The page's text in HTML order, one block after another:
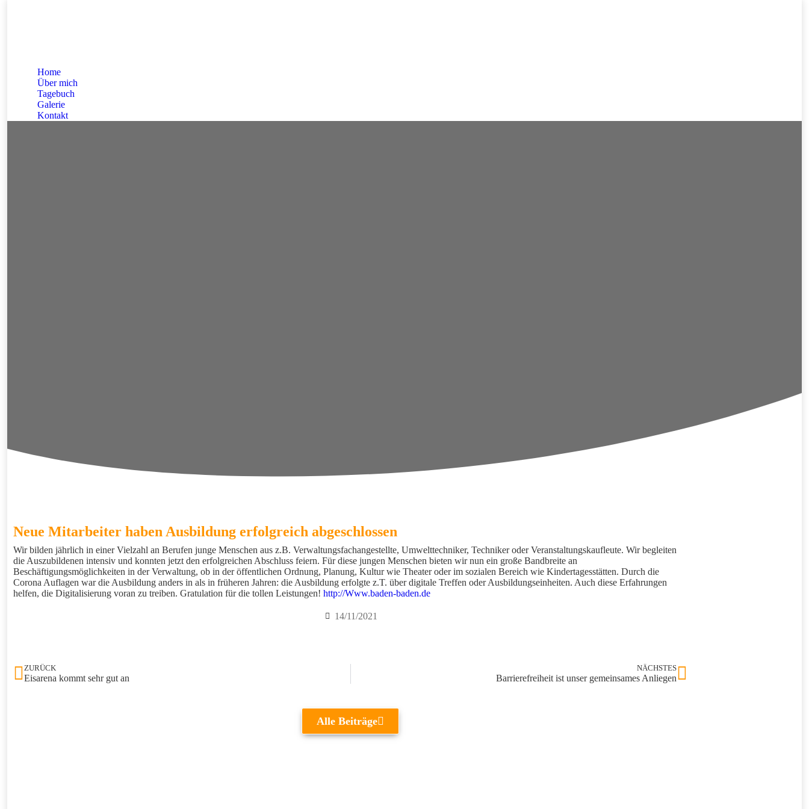
Home
Über mich
Tagebuch
Galerie
Kontakt
Neue Mitarbeiter haben Ausbildung erfolgreich abgeschlossen
Wir bilden jährlich in einer Vielzahl an Berufen junge Menschen aus z.B. Verwaltungsfachangestellte, Umwelttechniker, Techniker oder Veranstaltungskaufleute. Wir begleiten
die Auszubildenen intensiv und konnten jetzt den erfolgreichen Abschluss feiern. Für diese jungen Menschen bieten wir nun ein große Bandbreite an
Beschäftigungsmöglichkeiten in der Verwaltung, ob in der öffentlichen Ordnung, Planung, Kultur wie Theater oder im sozialen Bereich wie Kindertagesstätten. Durch die
Corona Auflagen war die Ausbildung anders in als in früheren Jahren: die Ausbildung erfolgte z.T. über digitale Treffen oder Ausbildungseinheiten. Auch diese Erfahrungen
helfen, die Digitalisierung voran zu treiben. Gratulation für die tollen Leistungen! http://Www.baden-baden.de
14/11/2021
ZURÜCK
Eisarena kommt sehr gut an
NÄCHSTES
Barrierefreiheit ist unser gemeinsames Anliegen
Alle Beiträge